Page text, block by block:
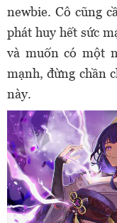
newbie. Cô cũng
phát huy hết sức
và muốn có một
mạnh, đừng chần
này.